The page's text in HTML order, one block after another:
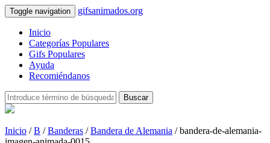
Toggle navigation gifsanimados.org
Inicio
Categorías Populares
Gifs Populares
Ayuda
Recomiéndanos
Buscar
Inicio /B /Banderas /Bandera de Alemania / bandera-de-alemania-